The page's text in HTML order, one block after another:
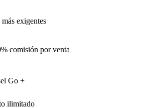
exigentes
comisión por venta
Go +
ilimitado